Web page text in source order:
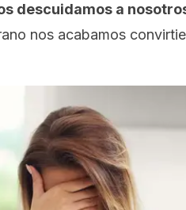
descuidamos a
nos acabamos